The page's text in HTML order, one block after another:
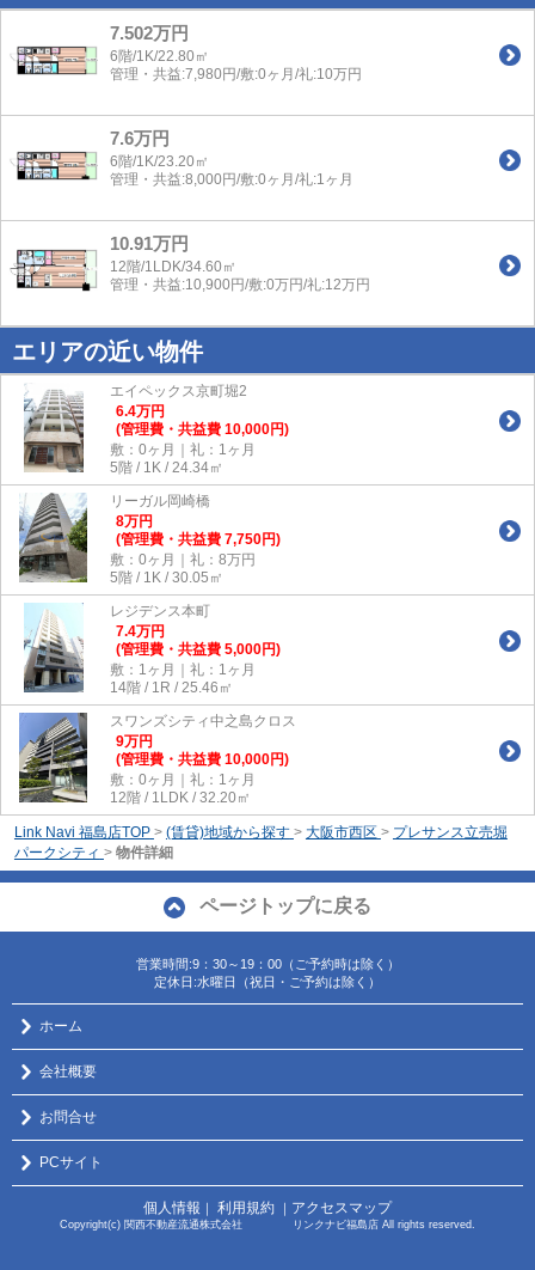
7.502万円
6階/1K/22.80㎡
管理・共益:7,980円/敷:0ヶ月/礼:10万円
7.6万円
6階/1K/23.20㎡
管理・共益:8,000円/敷:0ヶ月/礼:1ヶ月
10.91万円
12階/1LDK/34.60㎡
管理・共益:10,900円/敷:0万円/礼:12万円
エリアの近い物件
エイペックス京町堀2
6.4万円
(管理費・共益費 10,000円)
敷：0ヶ月｜礼：1ヶ月
5階 / 1K / 24.34㎡
リーガル岡崎橋
8万円
(管理費・共益費 7,750円)
敷：0ヶ月｜礼：8万円
5階 / 1K / 30.05㎡
レジデンス本町
7.4万円
(管理費・共益費 5,000円)
敷：1ヶ月｜礼：1ヶ月
14階 / 1R / 25.46㎡
スワンズシティ中之島クロス
9万円
(管理費・共益費 10,000円)
敷：0ヶ月｜礼：1ヶ月
12階 / 1LDK / 32.20㎡
Link Navi 福島店TOP > (賃貸)地域から探す > 大阪市西区 > プレサンス立売堀
パークシティ > 物件詳細
ページトップに戻る
営業時間:9：30～19：00（ご予約時は除く）
定休日:水曜日（祝日・ご予約は除く）
ホーム
会社概要
お問合せ
PCサイト
個人情報 ｜ 利用規約 ｜ アクセスマップ
Copyright(c) 関西不動産流通株式会社 リンクナビ福島店 All rights reserved.